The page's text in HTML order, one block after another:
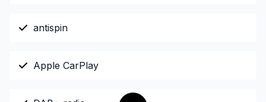
antispin
Apple CarPlay